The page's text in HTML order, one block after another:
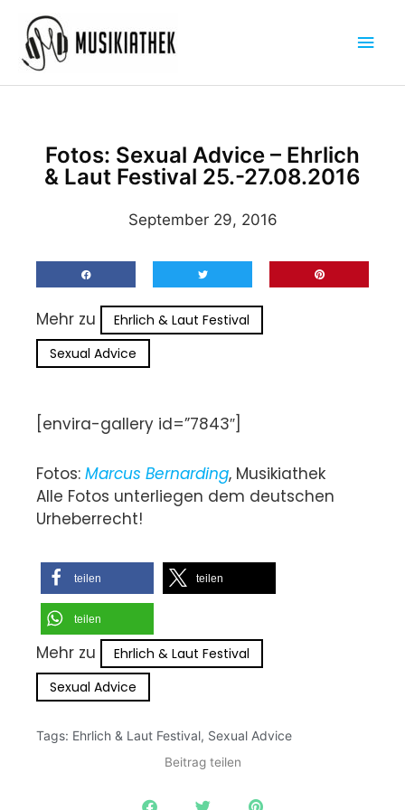
Inhalt
springen
Fotos: Sexual Advice – Ehrlich
& Laut Festival 25.-27.08.2016
September 29, 2016
Mehr zu
Ehrlich & Laut Festival
Sexual Advice
[envira-gallery id=”7843″]
Fotos: Marcus Bernarding, Musikiathek
Alle Fotos unterliegen dem deutschen
Urheberrecht!
teilen teilen
teilen
Mehr zu
Ehrlich & Laut Festival
Sexual Advice
Tags: Ehrlich & Laut Festival, Sexual Advice
Beitrag teilen